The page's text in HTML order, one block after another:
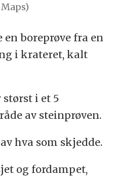
boreprøve fra en
i krateret, kalt
i et 5
av steinprøven.
hva som skjedde.
og fordampet,